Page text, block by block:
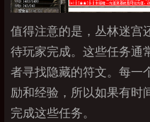
值得注意的是，丛林迷宫
待玩家完成。这些任务通
者寻找隐藏的符文。每一
励和经验，所以如果有时
完成这些任务。